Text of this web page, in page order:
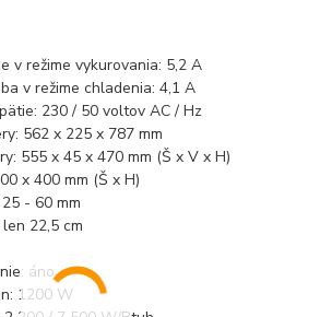
v režime vykurovania: 5,2 A
v režime chladenia: 4,1 A
230 / 50 voltov AC / Hz
562 x 225 x 787 mm
555 x 45 x 470 mm (Š x V x H)
x 400 mm (Š x H)
- 60 mm
22,5 cm
áno
1200 W